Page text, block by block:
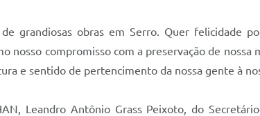
grandiosas obras em Serro. Quer felicidade
nosso compromisso com a preservação de
e sentido de pertencimento da nossa gente à
Leandro Antônio Grass Peixoto, do